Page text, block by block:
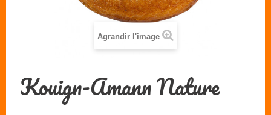
Agrandir l'image
Kouign-Amann Nature